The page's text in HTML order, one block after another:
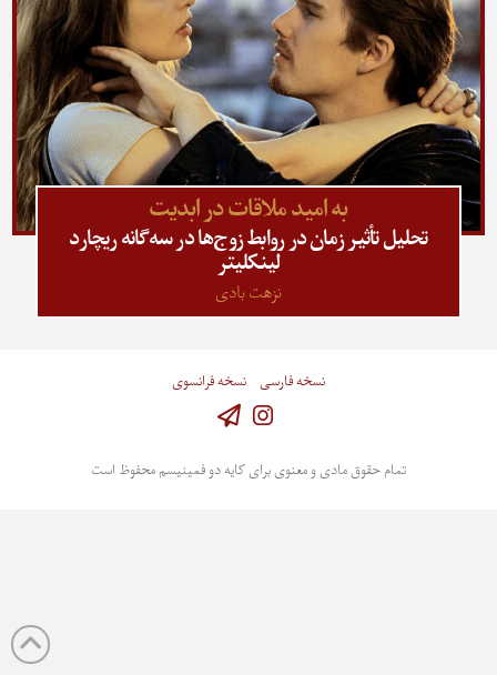
به امید ملاقات در ابدیت
تحلیل تأثیر زمان در روابط زوج‌ها در سه‌‎گانه ریچارد
لینکلیتر
نزهت بادی
نسخه فارسی نسخه فرانسوی
تمام حقوق مادی و معنوی برای کایه دو فمینیسم محفوظ است